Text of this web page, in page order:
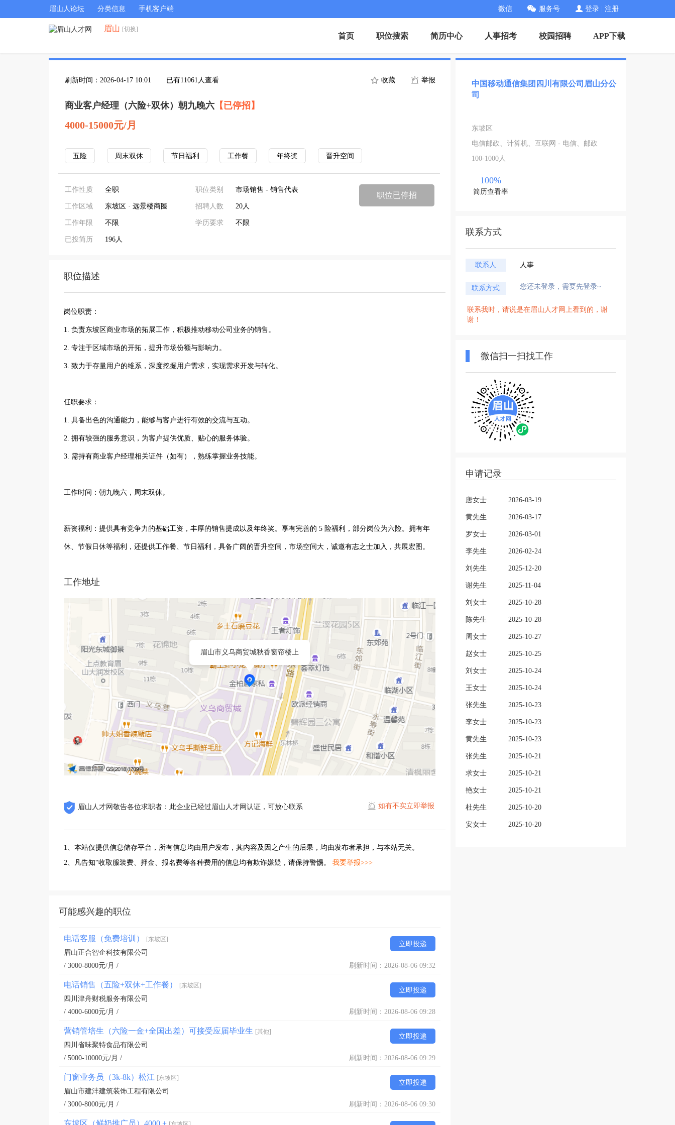
眉山人论坛 分类信息 手机客户端 微信 服务号 登录 注册
眉山 [切换]
首页 职位搜索 简历中心 人事招考 校园招聘 APP下载
刷新时间：2026-04-17 10:01 已有11061人查看 收藏 举报
商业客户经理（六险+双休）朝九晚六 【已停招】
4000-15000元/月
五险 周末双休 节日福利 工作餐 年终奖 晋升空间
工作性质 全职
工作区域 东坡区 · 远景楼商圈
工作年限 不限
已投简历 196人
职位类别 市场销售 - 销售代表
招聘人数 20人
学历要求 不限
职位已停招
职位描述
岗位职责：
1. 负责东坡区商业市场的拓展工作，积极推动移动公司业务的销售。
2. 专注于区域市场的开拓，提升市场份额与影响力。
3. 致力于存量用户的维系，深度挖掘用户需求，实现需求开发与转化。
任职要求：
1. 具备出色的沟通能力，能够与客户进行有效的交流与互动。
2. 拥有较强的服务意识，为客户提供优质、贴心的服务体验。
3. 需持有商业客户经理相关证件（如有），熟练掌握业务技能。
工作时间：朝九晚六，周末双休。
薪资福利：提供具有竞争力的基础工资，丰厚的销售提成以及年终奖。享有完善的 5 险福利，部分岗位为六险。拥有年
休、节假日休等福利，还提供工作餐、节日福利，具备广阔的晋升空间，市场空间大，诚邀有志之士加入，共展宏图。
工作地址
眉山市义乌商贸城秋香窗帘楼上
眉山人才网敬告各位求职者：此企业已经过眉山人才网认证，可放心联系 如有不实立即举报
1、本站仅提供信息储存平台，所有信息均由用户发布，其内容及因之产生的后果，均由发布者承担，与本站无关。
2、凡告知“收取服装费、押金、报名费等各种费用的信息均有欺诈嫌疑，请保持警惕。 我要举报>>>
可能感兴趣的职位
电话客服（免费培训） [东坡区]
立即投递
眉山正合智企科技有限公司
/ 3000-8000元/月 /
刷新时间：2026-08-06 09:32
电话销售（五险+双休+工作餐） [东坡区]
立即投递
四川津舟财税服务有限公司
/ 4000-6000元/月 /
刷新时间：2026-08-06 09:28
营销管培生（六险一金+全国出差）可接受应届毕业生 [其他]
立即投递
四川省味聚特食品有限公司
/ 5000-10000元/月 /
刷新时间：2026-08-06 09:29
门窗业务员（3k-8k）松江 [东坡区]
立即投递
眉山市建沣建筑装饰工程有限公司
/ 3000-8000元/月 /
刷新时间：2026-08-06 09:30
中国移动通信集团四川有限公司眉山分公
司
东坡区
电信邮政、计算机、互联网 - 电信、邮政
100-1000人
100%
简历查看率
联系方式
联系人 人事
联系方式 您还未登录，需要先登录~
联系我时，请说是在眉山人才网上看到的，谢
谢！
微信扫一扫找工作
申请记录
唐女士 2026-03-19
黄先生 2026-03-17
罗女士 2026-03-01
李先生 2026-02-24
刘先生 2025-12-20
谢先生 2025-11-04
刘女士 2025-10-28
陈先生 2025-10-28
周女士 2025-10-27
赵女士 2025-10-25
刘女士 2025-10-24
王女士 2025-10-24
张先生 2025-10-23
李女士 2025-10-23
黄先生 2025-10-23
张先生 2025-10-21
求女士 2025-10-21
艳女士 2025-10-21
杜先生 2025-10-20
安女士 2025-10-20